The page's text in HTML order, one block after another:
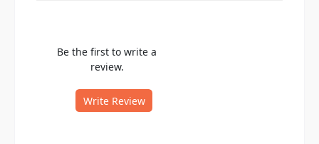
Be the first to write a
review.
Write Review